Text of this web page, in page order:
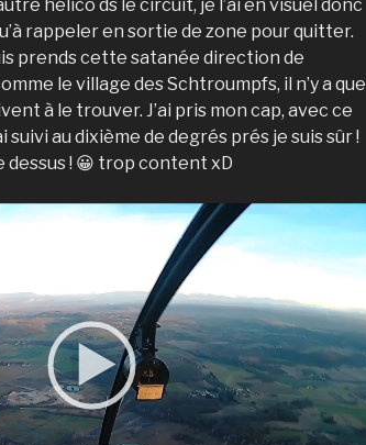
hélico ds le circuit, je l’ai en visuel donc
rappeler en sortie de zone pour quitter.
prends cette satanée direction de
le village des Schtroumpfs, il n’y a que
à le trouver. J’ai pris mon cap, avec ce
suivi au dixième de degrés prés je suis sûr !
dessus ! 😀 trop content xD